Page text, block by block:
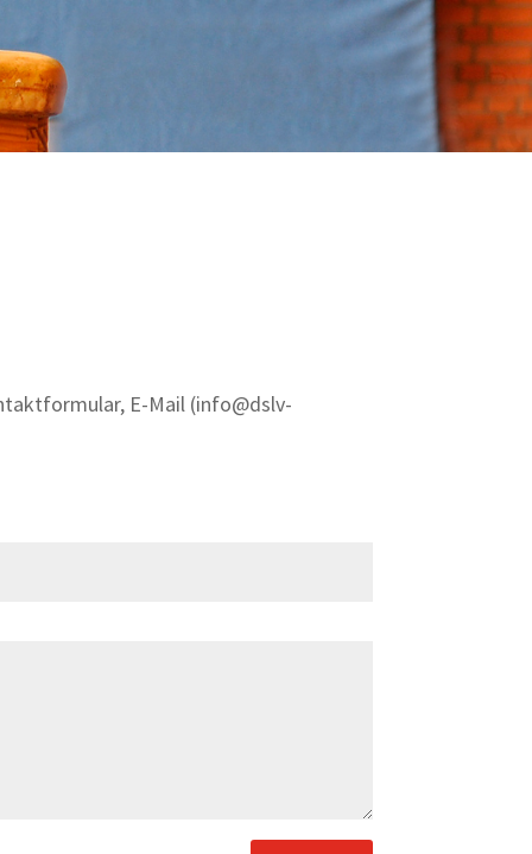
E-Mail (info@dslv-